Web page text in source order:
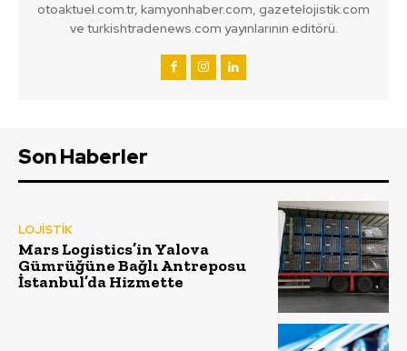
otoaktuel.com.tr, kamyonhaber.com, gazetelojistik.com
ve turkishtradenews.com yayınlarının editörü.
Son Haberler
LOJİSTİK
Mars Logistics’in Yalova
Gümrüğüne Bağlı Antreposu
İstanbul’da Hizmette